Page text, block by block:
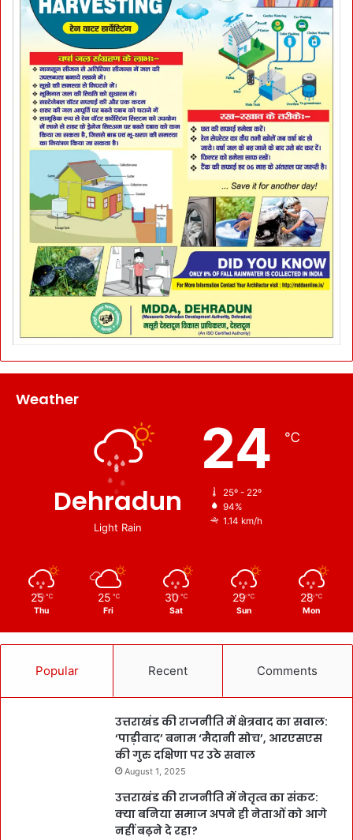
Weather
Dehradun
Light Rain
24 ℃
25º - 22º
94%
1.14 km/h
25 ℃
Thu
25 ℃
Fri
30 ℃
Sat
29 ℃
Sun
28 ℃
Mon
Popular Recent Comments
उत्तराखंड की राजनीति में क्षेत्रवाद का सवाल:
‘पाड़ीवाद’ बनाम ‘मैदानी सोच’, आरएसएस
की गुरु दक्षिणा पर उठे सवाल
August 1, 2025
उत्तराखंड की राजनीति में नेतृत्व का संकट:
क्या बनिया समाज अपने ही नेताओं को आगे
नहीं बढ़ने दे रहा?